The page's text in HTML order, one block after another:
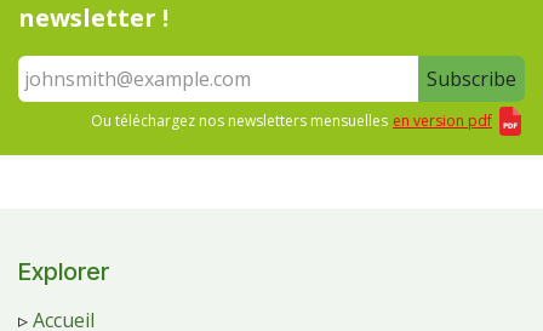
newsletter !
Subscribe
Ou téléchargez nos newsletters mensuelles en version pdf
Explorer
▹Accueil